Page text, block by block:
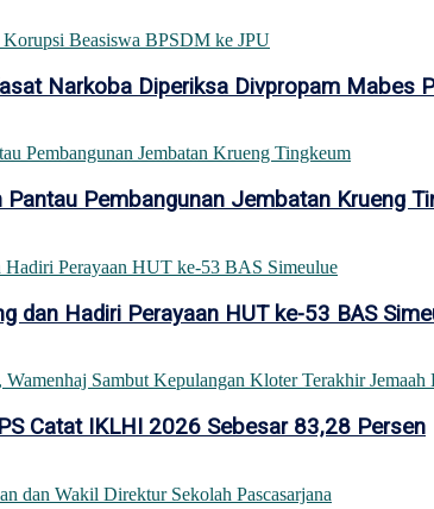
Narkoba Diperiksa Divpropam Mabes
Pantau Pembangunan Jembatan Krueng
dan Hadiri Perayaan HUT ke-53 BAS
Catat IKLHI 2026 Sebesar 83,28 Persen